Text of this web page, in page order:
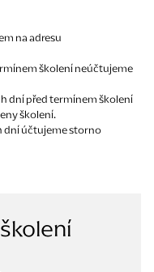
na adresu
školení neúčtujeme
dní před termínem školení
školení.
dní účtujeme storno